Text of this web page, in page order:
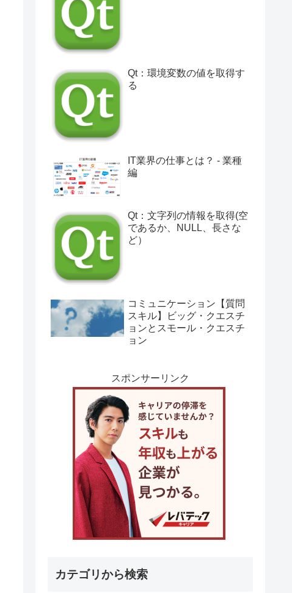
Qt：環境変数の値を取得す
る
IT業界の仕事とは？ - 業種
編
Qt：文字列の情報を取得(空
であるか、NULL、長さな
ど）
コミュニケーション【質問
スキル】ビッグ・クエスチ
ョンとスモール・クエスチ
ョン
スポンサーリンク
カテゴリから検索